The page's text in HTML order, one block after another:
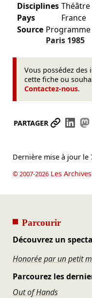
Disciplines Théâtre
Pays
France
Source Programme
Paris 1985
Vous possédez
cette fiche ou
Contactez-nous.
PARTAGER
Dernière mise à jour le
© 2007-2026Les
Parcourir
Découvrez un
Honorée par un petit
Parcourez les
Out of Hands